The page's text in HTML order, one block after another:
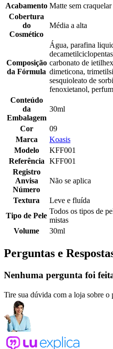
Acabamento Matte sem craquelar
Cobertura
do
Cosmético
Média a alta
Composição
da Fórmula
Água, parafina
carbonato de
dimeticona,
sesquioleato de
fenoxietanol,
Conteúdo
da
Embalagem
30ml
Cor
09
Marca
Koasis
Modelo
KFF001
Referência
KFF001
Registro
Anvisa
Número
Não se aplica
Textura
Leve e fluída
Tipo de Pele
Todos os tipos de
mistas
Volume
30ml
Perguntas e
Nenhuma pergunta foi
Tire sua dúvida com a loja sobre o